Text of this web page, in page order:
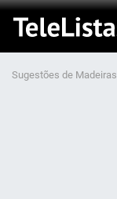
Sugestões de Madeiras